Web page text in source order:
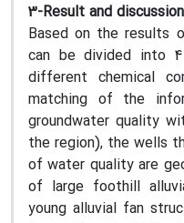
3-Result and discussion
Based on the results
can be divided into
different chemical
matching of the
groundwater quality
the region), the wells
of water quality are
of ​​large foothill
young alluvial fan